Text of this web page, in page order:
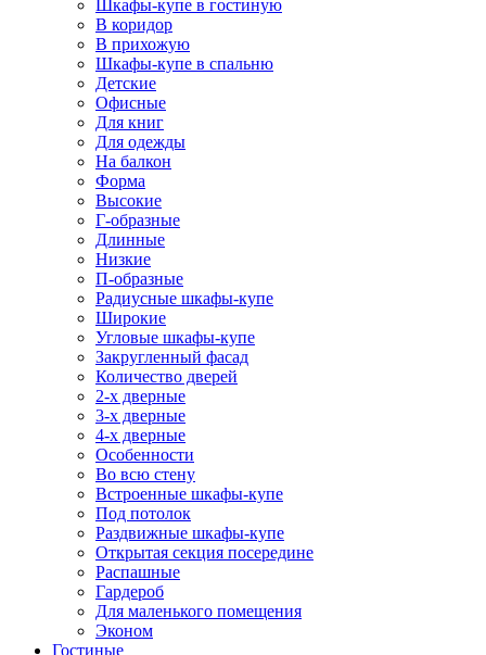
Шкафы-купе в гостиную
В коридор
В прихожую
Шкафы-купе в спальню
Детские
Офисные
Для книг
Для одежды
На балкон
Форма
Высокие
Г-образные
Длинные
Низкие
П-образные
Радиусные шкафы-купе
Широкие
Угловые шкафы-купе
Закругленный фасад
Количество дверей
2-х дверные
3-х дверные
4-х дверные
Особенности
Во всю стену
Встроенные шкафы-купе
Под потолок
Раздвижные шкафы-купе
Открытая секция посередине
Распашные
Гардероб
Для маленького помещения
Эконом
Гостиные